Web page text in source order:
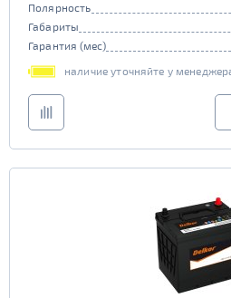
Полярность
Габариты
Гарантия (мес)
наличие уточняйте у